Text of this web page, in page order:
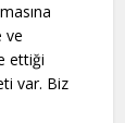
ve
ettiği
var. Biz